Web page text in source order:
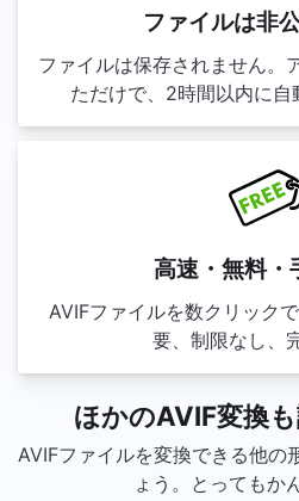
ファイルは非
ファイルは保存されません。
ただけで、2時間以内に自
高速・無料・
AVIFファイルを数クリック
要、制限なし、
ほかのAVIF変換
AVIFファイルを変換できる他の
ょう。とってもか